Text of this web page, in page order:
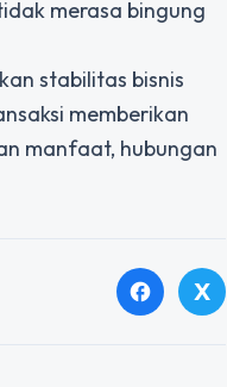
merasa bingung
stabilitas bisnis
memberikan
manfaat, hubungan
facebook X